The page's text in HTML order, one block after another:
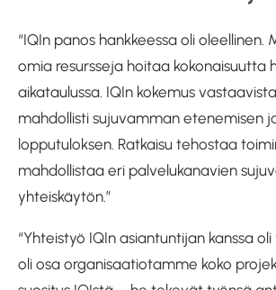
“IQIn panos hankkeessa oli oleellinen.
omia resursseja hoitaa kokonaisuutta
aikataulussa. IQIn kokemus
mahdollisti sujuvamman etenemisen
lopputuloksen. Ratkaisu tehostaa
mahdollistaa eri palvelukanavien
yhteiskäytön.”
“Yhteistyö IQIn asiantuntijan kanssa
oli osa organisaatiotamme koko